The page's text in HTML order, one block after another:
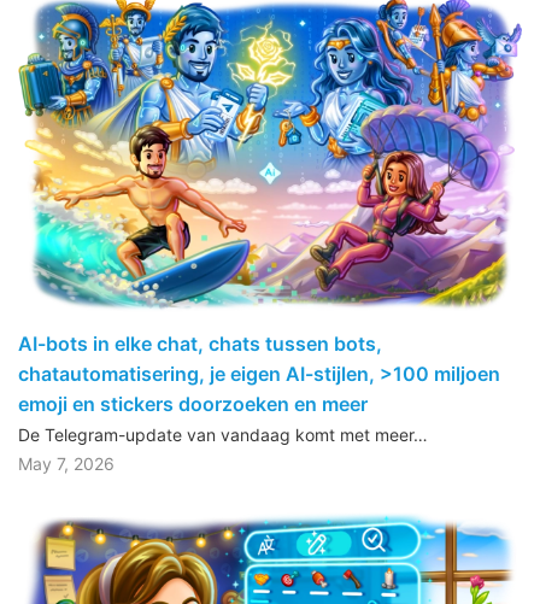
AI-bots in elke chat, chats tussen bots,
chatautomatisering, je eigen AI-stijlen, >100 miljoen
emoji en stickers doorzoeken en meer
De Telegram-update van vandaag komt met meer…
May 7, 2026